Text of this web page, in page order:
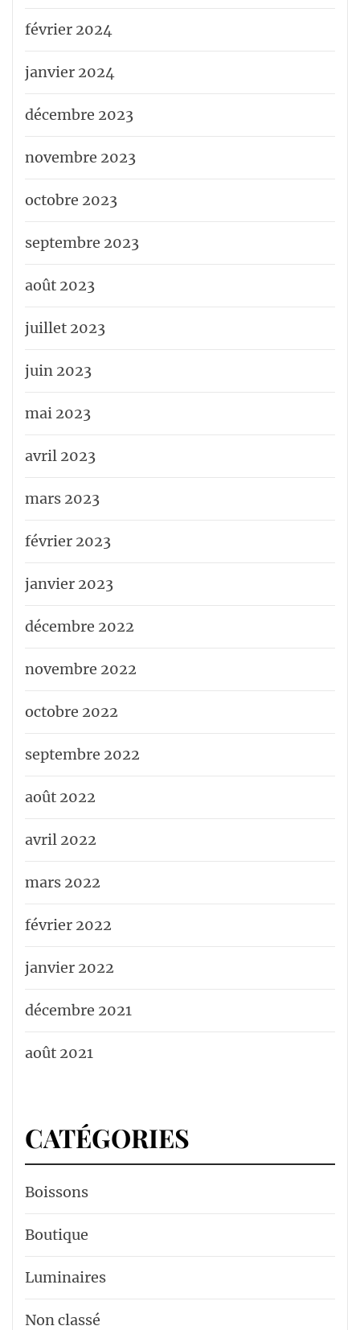
février 2024
janvier 2024
décembre 2023
novembre 2023
octobre 2023
septembre 2023
août 2023
juillet 2023
juin 2023
mai 2023
avril 2023
mars 2023
février 2023
janvier 2023
décembre 2022
novembre 2022
octobre 2022
septembre 2022
août 2022
avril 2022
mars 2022
février 2022
janvier 2022
décembre 2021
août 2021
CATÉGORIES
Boissons
Boutique
Luminaires
Non classé